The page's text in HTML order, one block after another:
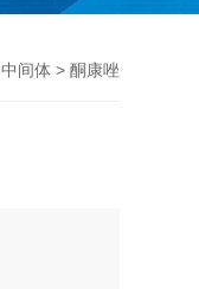
中间体> 酮康唑